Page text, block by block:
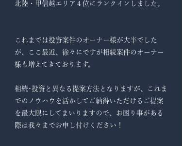
北陸・甲信越エリア４位にランクインしました。
これまでは投資案件のオーナー様が大半でした
が、ここ最近、徐々にですが相続案件のオーナー
様も増えてきております。
相続･投資と異なる提案方法となりますが、これま
でのノウハウを活かしてご納得いただけるご提案
を最大限にしてまいりますので、お困り事がある
際は我々までお申し付けください！